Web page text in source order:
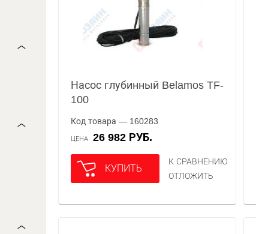
Насос глубинный Belamos TF-
100
Код товара — 160283
ЦЕНА 26 982 РУБ.
КУПИТЬ
К СРАВНЕНИЮ
ОТЛОЖИТЬ